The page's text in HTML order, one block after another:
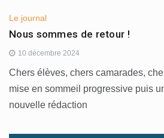
Le journal
Nous sommes de retour !
10 décembre 2024
Chers élèves, chers camarades,
mise en sommeil progressive puis
nouvelle rédaction